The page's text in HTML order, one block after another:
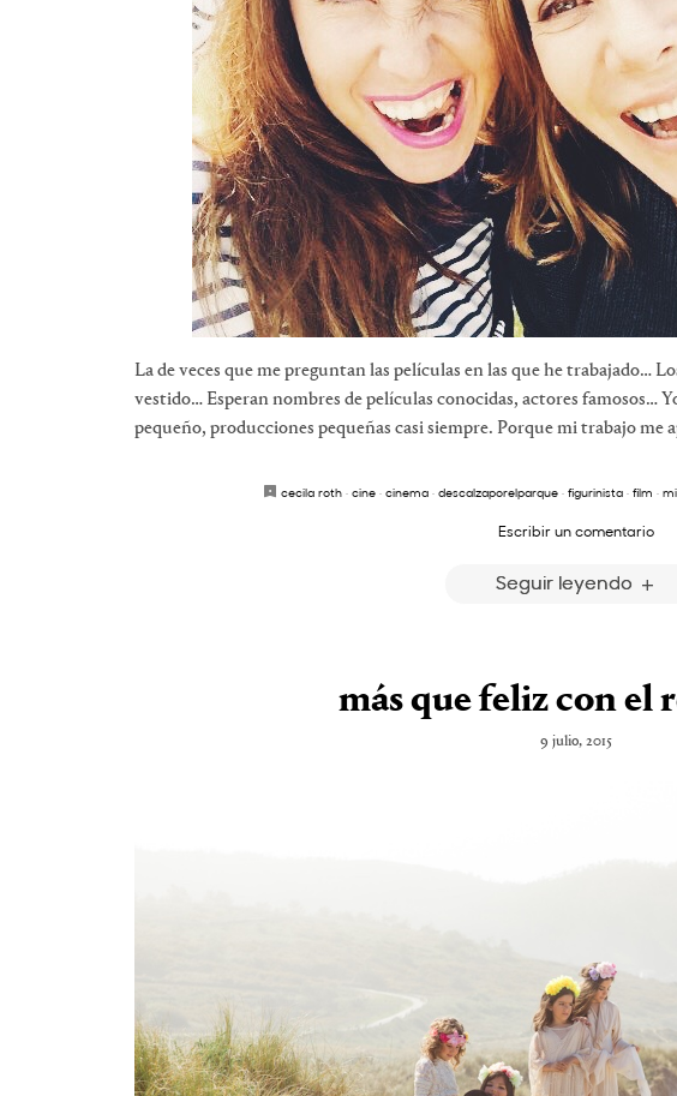
La de veces que me preguntan las películas en las que he trabajado…
vestido… Esperan nombres de películas conocidas, actores famosos…
pequeño, producciones pequeñas casi siempre. Porque mi trabajo me
cecila roth· cine· cinema· descalzaporelparque· figurinista· film ·
Escribir un comentario
Seguir leyendo
más que feliz con el
9 julio, 2015